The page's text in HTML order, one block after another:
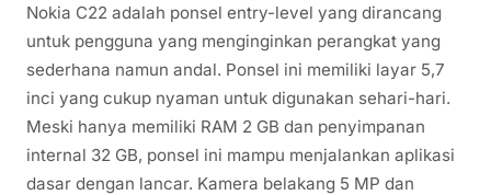
Nokia C22 adalah ponsel entry-level yang dirancang
untuk pengguna yang menginginkan perangkat yang
sederhana namun andal. Ponsel ini memiliki layar 5,7
inci yang cukup nyaman untuk digunakan sehari-hari.
Meski hanya memiliki RAM 2 GB dan penyimpanan
internal 32 GB, ponsel ini mampu menjalankan aplikasi
dasar dengan lancar. Kamera belakang 5 MP dan